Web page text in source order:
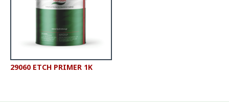
29060 ETCH PRIMER 1K